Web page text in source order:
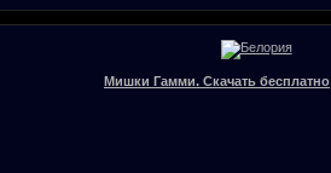
Мишки Гамми. Скачать бесплатно